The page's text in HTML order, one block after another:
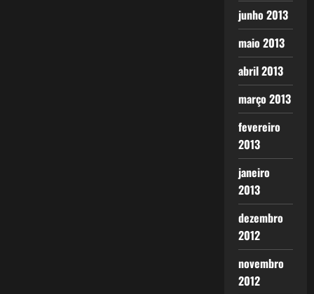
junho 2013
maio 2013
abril 2013
março 2013
fevereiro
2013
janeiro
2013
dezembro
2012
novembro
2012